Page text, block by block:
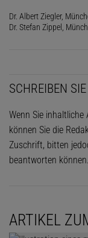
Dr. Albert Ziegler,
Dr. Stefan Zippel,
SCHREIBEN
Wenn Sie
können Sie die
Zuschrift, bitten
beantworten können.
ARTIKEL